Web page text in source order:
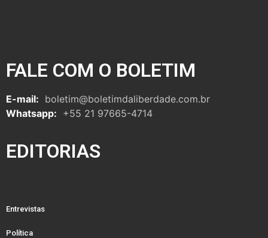
FALE COM O BOLETIM
E-mail: boletim@boletimdaliberdade.com.br
Whatsapp: +55 21 97665-4714
EDITORIAS
Entrevistas
Política